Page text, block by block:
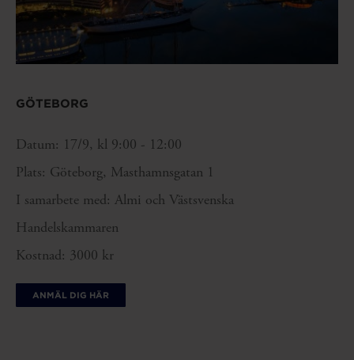
GÖTEBORG
Datum: 17/9, kl 9:00 - 12:00
Plats: Göteborg, Masthamnsgatan 1
I samarbete med: Almi och Västsvenska
Handelskammaren
Kostnad: 3000 kr
ANMÄL DIG HÄR